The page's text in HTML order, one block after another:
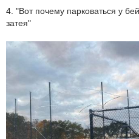
4. "Вот почему парковаться у
затея"